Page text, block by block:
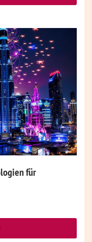
für